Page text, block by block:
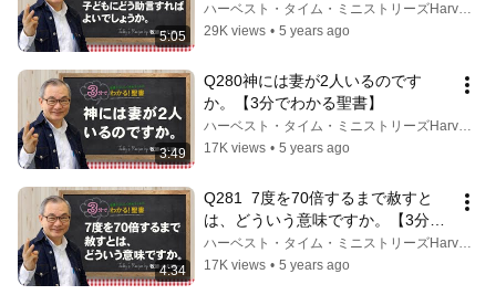
5:05
【3分でわかる聖書】
ハーベスト・タイム・ミニストリーズHarvest Time Ministries
29K views • 5 years ago
3:49
Q280神には妻が2人いるのです
か。【3分でわかる聖書】
ハーベスト・タイム・ミニストリーズHarvest Time Ministries
17K views • 5 years ago
4:34
Q281  7度を70倍するまで赦すと
は、どういう意味ですか。【3分で
わかる聖書】
ハーベスト・タイム・ミニストリーズHarvest Time Ministries
17K views • 5 years ago